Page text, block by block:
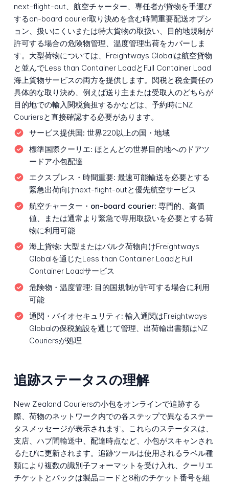
next-flight-out、航空チャーター、専任者が貨物を手運び
するon-board courier取り決めを含む時間重要配送オプシ
ョン、扱いにくいまたは特大貨物の取扱い、目的地規制が
許可する場合の危険物管理、温度管理出荷をカバーしま
す。大型荷物については、Freightways Globalは航空貨物
と並んでLess than Container LoadとFull Container Load
海上貨物サービスの両方を提供します。関税と税金責任の
具体的な取り決め、例えば送り主または受取人のどちらが
目的地での輸入関税負担するかなどは、予約時にNZ
Couriersと直接確認する必要があります。
サービス提供国: 世界220以上の国・地域
標準国際クーリエ: ほとんどの世界目的地へのドアツ
ードア小包配達
エクスプレス・時間重要: 最速可能輸送を必要とする
緊急出荷向けnext-flight-outと優先航空サービス
航空チャーター・on-board courier: 専門的、高価
値、または通常より緊急で専用取扱いを必要とする荷
物に利用可能
海上貨物: 大型またはバルク荷物向けFreightways
Globalを通じたLess than Container LoadとFull
Container Loadサービス
危険物・温度管理: 目的国規制が許可する場合に利用
可能
通関・バイオセキュリティ: 輸入通関はFreightways
Globalの保税施設を通じて管理、出荷輸出書類はNZ
Couriersが処理
追跡ステータスの理解
New Zealand Couriersの小包をオンラインで追跡する
際、荷物のネットワーク内での各ステップで異なるステー
タスメッセージが表示されます。これらのステータスは、
支店、ハブ間輸送中、配達時点など、小包がスキャンされ
るたびに更新されます。追跡ツールは使用されるラベル種
類により複数の識別子フォーマットを受け入れ、クーリエ
チケットとパックは製品コードと8桁のチケット番号を組